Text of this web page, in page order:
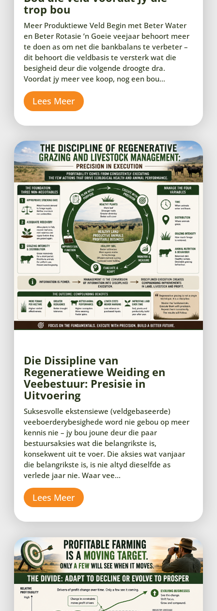
trop bou
Meer Produktiewe Veld Begin met Beter Water
en Beter Rotasie ’n Goeie veejaar behoort meer
te doen as om net die bankbalans te verbeter –
dit behoort die veldbasis te versterk wat die
besigheid deur die volgende droogte dra.
Voordat jy meer vee koop, nog een bou...
Lees Meer
Die Dissipline van
Regeneratiewe Weiding en
Veebestuur: Presisie in
Uitvoering
Suksesvolle ekstensiewe (veldgebaseerde)
veeboerderybesighede word nie gebou op meer
kennis nie – jy bou joune deur die paar
bestuursaksies wat die belangrikste is,
konsekwent uit te voer. Die aksies wat vanjaar
die belangrikste is, is nie altyd dieselfde as
verlede jaar nie. Waar vee...
Lees Meer